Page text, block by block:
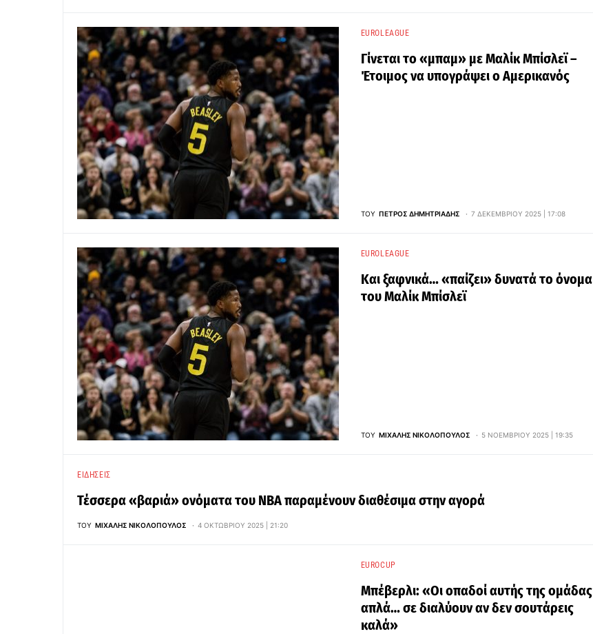
EUROLEAGUE
Γίνεται το «μπαμ» με Μαλίκ Μπίσλεϊ –
Έτοιμος να υπογράψει ο Αμερικανός
ΤΟΥ ΠΈΤΡΟΣ ΔΗΜΗΤΡΙΆΔΗΣ 7 ΔΕΚΕΜΒΡΊΟΥ 2025 | 17:08
EUROLEAGUE
Και ξαφνικά… «παίζει» δυνατά το όνομα
του Μαλίκ Μπίσλεϊ
ΤΟΥ ΜΙΧΆΛΗΣ ΝΙΚΟΛΌΠΟΥΛΟΣ 5 ΝΟΕΜΒΡΊΟΥ 2025 | 19:35
ΕΙΔΉΣΕΙΣ
Τέσσερα «βαριά» ονόματα του ΝΒΑ παραμένουν διαθέσιμα στην αγορά
ΤΟΥ ΜΙΧΆΛΗΣ ΝΙΚΟΛΌΠΟΥΛΟΣ 4 ΟΚΤΩΒΡΊΟΥ 2025 | 21:20
EUROCUP
Μπέβερλι: «Οι οπαδοί αυτής της ομάδας
απλά… σε διαλύουν αν δεν σουτάρεις
καλά»